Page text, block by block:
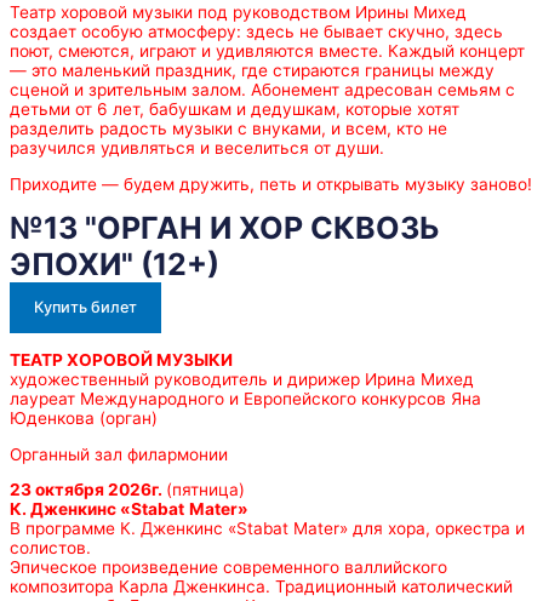
Театр хоровой музыки под руководством Ирины Михед
создает особую атмосферу: здесь не бывает скучно, здесь
поют, смеются, играют и удивляются вместе. Каждый концерт
— это маленький праздник, где стираются границы между
сценой и зрительным залом. Абонемент адресован семьям с
детьми от 6 лет, бабушкам и дедушкам, которые хотят
разделить радость музыки с внуками, и всем, кто не
разучился удивляться и веселиться от души.
Приходите — будем дружить, петь и открывать музыку заново!
№13 "ОРГАН И ХОР СКВОЗЬ
ЭПОХИ" (12+)
Купить билет
ТЕАТР ХОРОВОЙ МУЗЫКИ
художественный руководитель и дирижер Ирина Михед
лауреат Международного и Европейского конкурсов Яна
Юденкова (орган)
Органный зал филармонии
23 октября 2026г. (пятница)
К. Дженкинс «Stabat Mater»
В программе К. Дженкинс «Stabat Mater» для хора, оркестра и
солистов.
Эпическое произведение современного валлийского
композитора Карла Дженкинса. Традиционный католический